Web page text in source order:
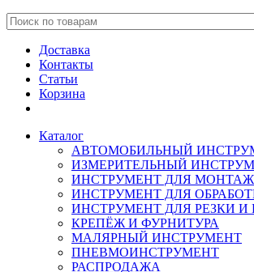
Доставка
Контакты
Статьи
Корзина
Каталог
АВТОМОБИЛЬНЫЙ
ИЗМЕРИТЕЛЬНЫЙ
ИНСТРУМЕНТ ДЛЯ
ИНСТРУМЕНТ ДЛЯ
ИНСТРУМЕНТ ДЛЯ РЕЗКИ
КРЕПЁЖ И ФУРНИТУРА
МАЛЯРНЫЙ ИНСТРУМЕНТ
ПНЕВМОИНСТРУМЕНТ
РАСПРОДАЖА